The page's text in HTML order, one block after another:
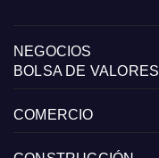
NEGOCIOS
BOLSA DE VALORES
COMERCIO